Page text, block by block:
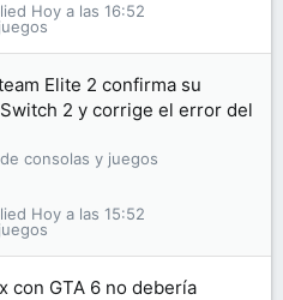
Hoy a las 16:52
Elite 2 confirma su
2 y corrige el error del
consolas y juegos
Hoy a las 15:52
con GTA 6 no debería